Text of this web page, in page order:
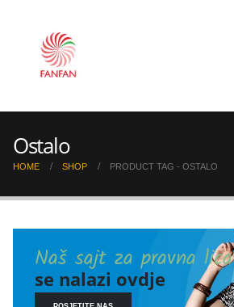
Ostalo
HOME SHOP PRODUCT TAG - OSTALO
Naš sajt za pravna lica
se nalazi ovdje